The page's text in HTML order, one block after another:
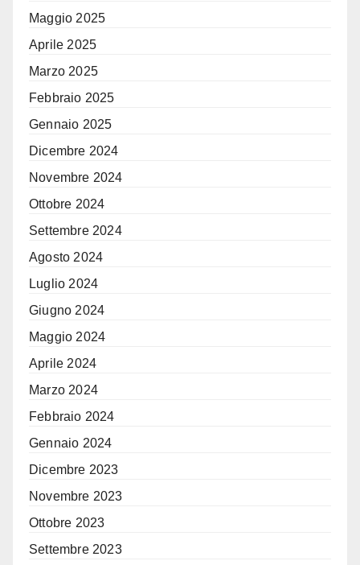
Maggio 2025
Aprile 2025
Marzo 2025
Febbraio 2025
Gennaio 2025
Dicembre 2024
Novembre 2024
Ottobre 2024
Settembre 2024
Agosto 2024
Luglio 2024
Giugno 2024
Maggio 2024
Aprile 2024
Marzo 2024
Febbraio 2024
Gennaio 2024
Dicembre 2023
Novembre 2023
Ottobre 2023
Settembre 2023